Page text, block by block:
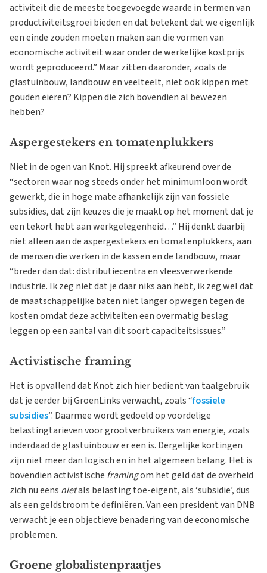
activiteit die de meeste toegevoegde waarde in termen van
productiviteitsgroei bieden en dat betekent dat we eigenlijk
een einde zouden moeten maken aan die vormen van
economische activiteit waar onder de werkelijke kostprijs
wordt geproduceerd.” Maar zitten daaronder, zoals de
glastuinbouw, landbouw en veelteelt, niet ook kippen met
gouden eieren? Kippen die zich bovendien al bewezen
hebben?
Aspergestekers en tomatenplukkers
Niet in de ogen van Knot. Hij spreekt afkeurend over de
“sectoren waar nog steeds onder het minimumloon wordt
gewerkt, die in hoge mate afhankelijk zijn van fossiele
subsidies, dat zijn keuzes die je maakt op het moment dat je
een tekort hebt aan werkgelegenheid…” Hij denkt daarbij
niet alleen aan de aspergestekers en tomatenplukkers, aan
de mensen die werken in de kassen en de landbouw, maar
“breder dan dat: distributiecentra en vleesverwerkende
industrie. Ik zeg niet dat je daar niks aan hebt, ik zeg wel dat
de maatschappelijke baten niet langer opwegen tegen de
kosten omdat deze activiteiten een overmatig beslag
leggen op een aantal van dit soort capaciteitsissues.”
Activistische framing
Het is opvallend dat Knot zich hier bedient van taalgebruik
dat je eerder bij GroenLinks verwacht, zoals “fossiele
subsidies”. Daarmee wordt gedoeld op voordelige
belastingtarieven voor grootverbruikers van energie, zoals
inderdaad de glastuinbouw er een is. Dergelijke kortingen
zijn niet meer dan logisch en in het algemeen belang. Het is
bovendien activistische framingom het geld dat de overheid
zich nu eens nietals belasting toe-eigent, als ‘subsidie’, dus
als een geldstroom te definiëren. Van een president van DNB
verwacht je een objectieve benadering van de economische
problemen.
Groene globalistenpraatjes